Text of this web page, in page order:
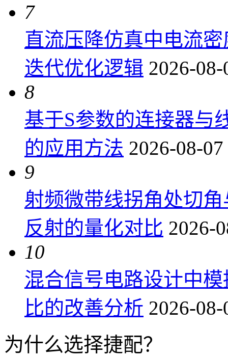
7
直流压降仿真中电流
迭代优化逻辑 2026-
8
基于S参数的连接器与
的应用方法 2026-08-
9
射频微带线拐角处切
反射的量化对比 2026-
10
混合信号电路设计中
比的改善分析 2026-
为什么选择捷配？